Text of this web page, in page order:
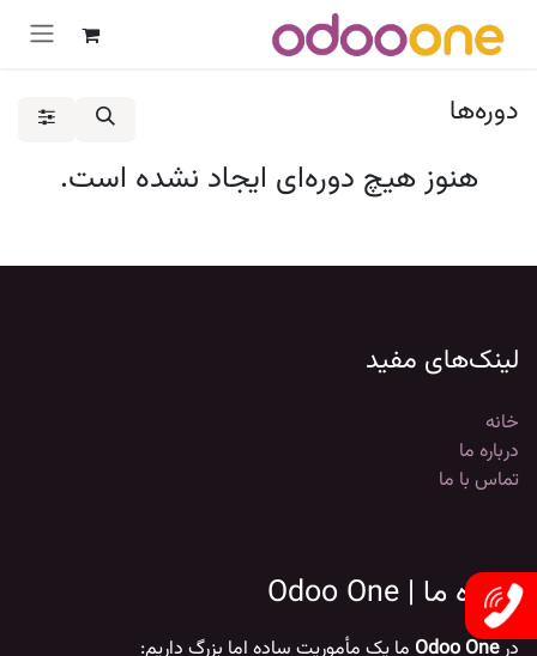
دوره‌ها
هنوز هیچ دوره‌ای ایجاد نشده است.
لینک‌های مفید
خانه
درباره ما
تماس با ما
درباره ما | Odoo One
درOdoo One ما یک مأموریت ساده اما بزرگ داریم: